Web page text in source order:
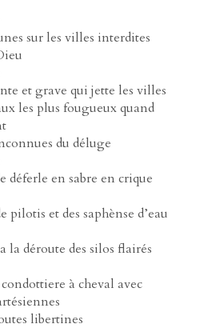
sur les villes interdites
et grave qui jette les villes
les plus fougueux quand
du déluge
déferle en sabre en crique
pilotis et des saphènse d’eau
déroute des silos flairés
à cheval avec
libertines